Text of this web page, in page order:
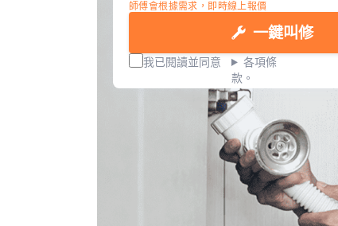
師傅會根據需求，即時線上報價
一鍵叫修
我已閱讀並同意
各項條
款。